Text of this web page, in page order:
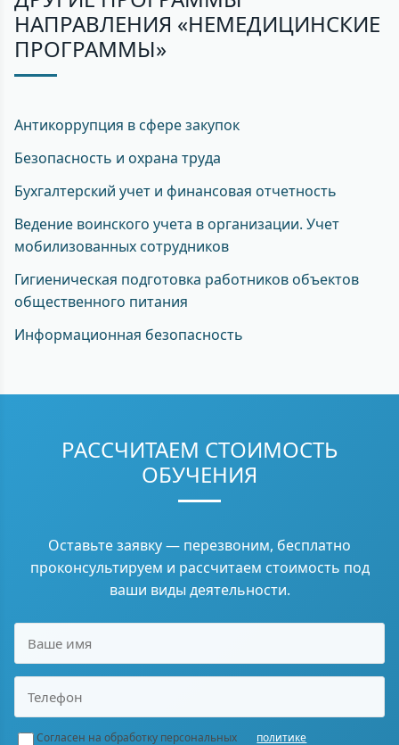
НАПРАВЛЕНИЯ «НЕМЕДИЦИНСКИЕ
ПРОГРАММЫ»
Антикоррупция в сфере закупок
Безопасность и охрана труда
Бухгалтерский учет и финансовая отчетность
Ведение воинского учета в организации. Учет
мобилизованных сотрудников
Гигиеническая подготовка работников объектов
общественного питания
Информационная безопасность
РАССЧИТАЕМ СТОИМОСТЬ
ОБУЧЕНИЯ
Оставьте заявку — перезвоним, бесплатно
проконсультируем и рассчитаем стоимость под
ваши виды деятельности.
Согласен на обработку персональных
политике